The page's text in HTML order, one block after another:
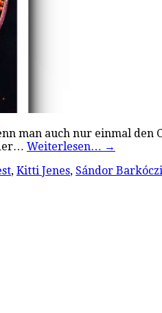
man auch nur einmal den
Weiterlesen… →
, Kitti Jenes, Sándor Barkóczi